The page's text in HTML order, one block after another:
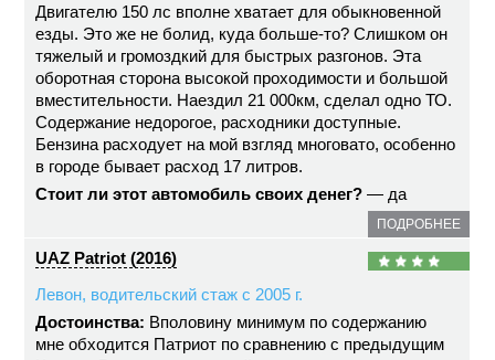
Двигателю 150 лс вполне хватает для обыкновенной
езды. Это же не болид, куда больше-то? Слишком он
тяжелый и громоздкий для быстрых разгонов. Эта
оборотная сторона высокой проходимости и большой
вместительности. Наездил 21 000км, сделал одно ТО.
Содержание недорогое, расходники доступные.
Бензина расходует на мой взгляд многовато, особенно
в городе бывает расход 17 литров.
Стоит ли этот автомобиль своих денег? — да
ПОДРОБНЕЕ
UAZ Patriot (2016)
Левон, водительский стаж с 2005 г.
Достоинства: Вполовину минимум по содержанию
мне обходится Патриот по сравнению с предыдущим